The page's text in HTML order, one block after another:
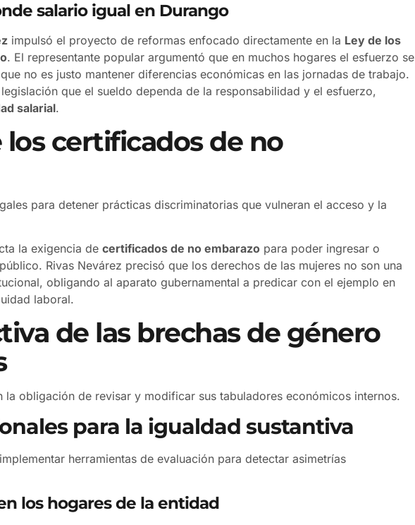
salario igual en Durango
impulsó el proyecto de reformas enfocado directamente en la Ley de los
. El representante popular argumentó que en muchos hogares el esfuerzo se
no es justo mantener diferencias económicas en las jornadas de trabajo.
que el sueldo dependa de la responsabilidad y el esfuerzo,
salarial.
certificados de no
para detener prácticas discriminatorias que vulneran el acceso y la
la exigencia de certificados de no embarazo para poder ingresar o
Rivas Nevárez precisó que los derechos de las mujeres no son una
obligando al aparato gubernamental a predicar con el ejemplo en
laboral.
de las brechas de género
la obligación de revisar y modificar sus tabuladores económicos internos.
para la igualdad sustantiva
herramientas de evaluación para detectar asimetrías
los hogares de la entidad